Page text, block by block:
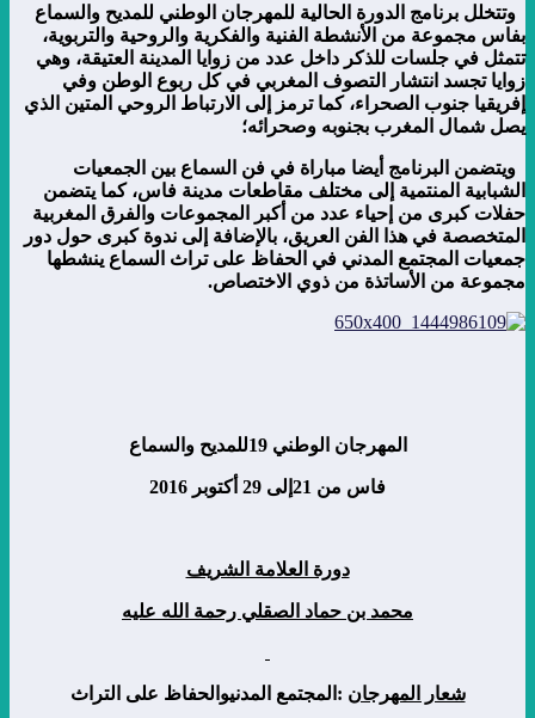
وتتخلل برنامج الدورة الحالية للمهرجان الوطني للمديح والسماع
بفاس مجموعة من الأنشطة الفنية والفكرية والروحية والتربوية،
تتمثل في جلسات للذكر داخل عدد من زوايا المدينة العتيقة، وهي
زوايا تجسد انتشار التصوف المغربي في كل ربوع الوطن وفي
إفريقيا جنوب الصحراء، كما ترمز إلى الارتباط الروحي المتين الذي
يصل شمال المغرب بجنوبه وصحرائه؛
ويتضمن البرنامج أيضا مباراة في فن السماع بين الجمعيات
الشبابية المنتمية إلى مختلف مقاطعات مدينة فاس، كما يتضمن
حفلات كبرى من إحياء عدد من أكبر المجموعات والفرق المغربية
المتخصصة في هذا الفن العريق، بالإضافة إلى ندوة كبرى حول دور
جمعيات المجتمع المدني في الحفاظ على تراث السماع ينشطها
مجموعة من الأساتذة من ذوي الاختصاص.
المهرجان الوطني19للمديح والسماع
فاس من 21 إلى 29 أكتوبر
دورة العلامة الشريف
محمد بن حماد الصقلي رحمة الله عليه
شعار المهرجان : المجتمع المدنيوالحفاظ على التراث